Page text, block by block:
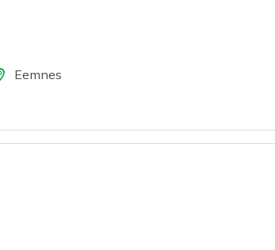
Eemnes